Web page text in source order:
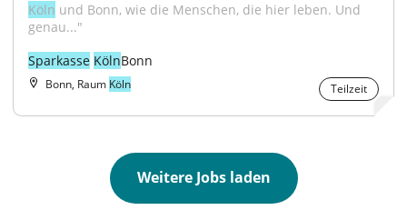
Köln und Bonn, wie die Menschen, die hier leben. Und
genau..."
Sparkasse KölnBonn
Bonn, Raum Köln Teilzeit
Weitere Jobs laden